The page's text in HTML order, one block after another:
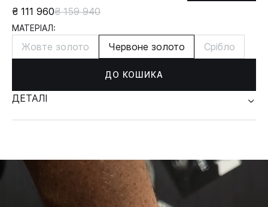
₴ 111 960₴ 159 940
МАТЕРІАЛ:
Жовте золото Червоне золото Срібло
ДО КОШИКА
ДЕТАЛІ